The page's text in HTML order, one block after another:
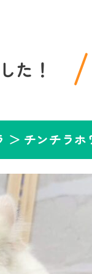
た！
＞ チンチラホ